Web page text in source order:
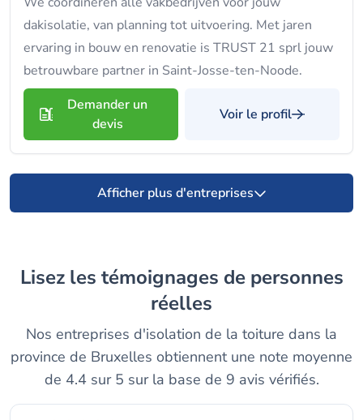
dakisolatie, van planning tot uitvoering. Met jaren
ervaring in bouw en renovatie is TRUST 21 sprl jouw
betrouwbare partner in Saint-Josse-ten-Noode.
Demander un
devis
Voir le profil
Afficher plus d'entreprises
Lisez les témoignages de personnes
réelles
Nos entreprises d'isolation de la toiture dans la
province de Bruxelles obtiennent une note moyenne
de 4.4 sur 5 sur la base de 9 avis vérifiés.